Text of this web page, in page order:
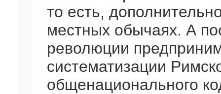
то есть,
местных обычаях. А
революции
систематизации
общенационального